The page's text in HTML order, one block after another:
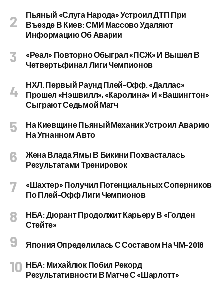
Пьяный «слуга Народа» Устроил ДТП При
Въезде В Киев: СМИ Массово Удаляют
Информацию Об Аварии
«Реал» Повторно Обыграл «ПСЖ» И Вышел В
Четвертьфинал Лиги Чемпионов
НХЛ. Первый Раунд Плей-Офф. «Даллас»
Прошел «Нэшвилл», «Каролина» И «Вашингтон»
Сыграют Седьмой Матч
На Киевщине Пьяный Механик Устроил Аварию
На Угнанном Авто
Жена Влада Ямы В Бикини Похвасталась
Результатами Тренировок
«Шахтер» Получил Потенциальных Соперников
По Плей-Офф Лиги Чемпионов
НБА: Дюрант Продолжит Карьеру В «Голден
Стейте»
Япония Определилась С Составом На ЧМ-2018
НБА: Михайлюк Побил Рекорд
Результативности В Матче С «Шарлотт»